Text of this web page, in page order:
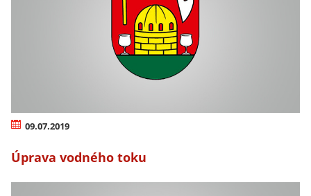
09.07.2019
Úprava vodného toku